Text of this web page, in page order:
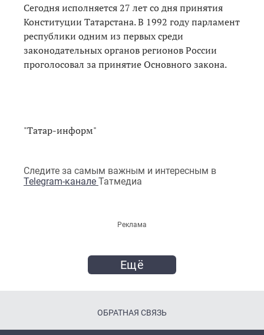
Сегодня исполняется 27 лет со дня принятия
Конституции Татарстана. В 1992 году парламент
республики одним из первых среди
законодательных органов регионов России
проголосовал за принятие Основного закона.
"Татар-информ"
Следите за самым важным и интересным в
Telegram-канале Татмедиа
Реклама
Ещё
ОБРАТНАЯ СВЯЗЬ